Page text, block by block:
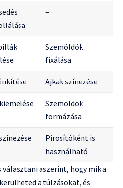
–
Szemöldök
fixálása
Ajkak színezése
Szemöldök
formázása
Pirosítóként is
használható
választani aszerint, hogy mik a
a túlzásokat, és